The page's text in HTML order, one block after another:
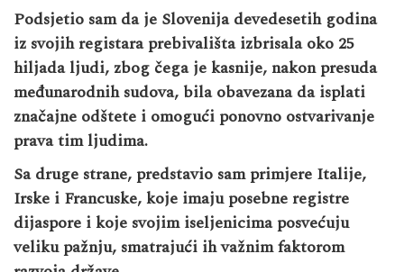
Podsjetio sam da je Slovenija devedesetih godina
iz svojih registara prebivališta izbrisala oko 25
hiljada ljudi, zbog čega je kasnije, nakon presuda
međunarodnih sudova, bila obavezana da isplati
značajne odštete i omogući ponovno ostvarivanje
prava tim ljudima.
Sa druge strane, predstavio sam primjere Italije,
Irske i Francuske, koje imaju posebne registre
dijaspore i koje svojim iseljenicima posvećuju
veliku pažnju, smatrajući ih važnim faktorom